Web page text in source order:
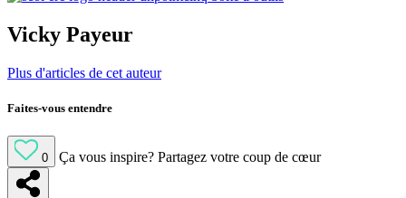
Vicky Payeur
Plus d'articles de cet auteur
Faites-vous entendre
0 Ça vous inspire? Partagez votre coup de cœur